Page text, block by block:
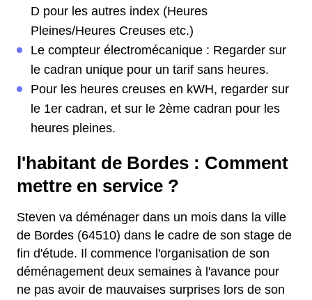
D pour les autres index (Heures
Pleines/Heures Creuses etc.)
Le compteur électromécanique : Regarder sur
le cadran unique pour un tarif sans heures.
Pour les heures creuses en kWH, regarder sur
le 1er cadran, et sur le 2ème cadran pour les
heures pleines.
l'habitant de Bordes : Comment
mettre en service ?
Steven va déménager dans un mois dans la ville
de Bordes (64510) dans le cadre de son stage de
fin d'étude. Il commence l'organisation de son
déménagement deux semaines à l'avance pour
ne pas avoir de mauvaises surprises lors de son